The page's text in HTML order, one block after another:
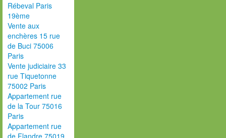
Rébeval Paris
19ème
Vente aux
enchères 15 rue
de Buci 75006
Paris
Vente judiciaire 33
rue Tiquetonne
75002 Paris
Appartement rue
de la Tour 75016
Paris
Appartement rue
de Flandre 75019